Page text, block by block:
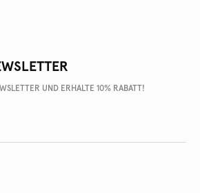
UND ERHALTE 10% RABATT!